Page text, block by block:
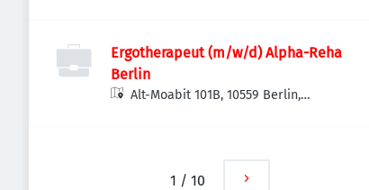
Ergotherapeut (m/w/d) Alpha-Reha
Berlin
Alt-Moabit 101B, 10559 Berlin,
1 / 10